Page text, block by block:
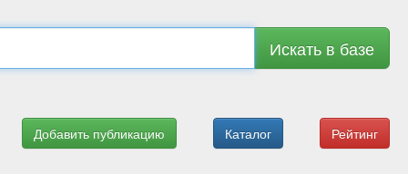
Искать в базе
Рейтинг
Каталог
Добавить публикацию